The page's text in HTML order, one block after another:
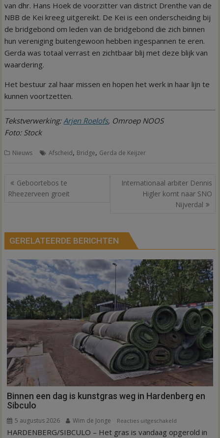
van dhr. Hans Hoek de voorzitter van district Drenthe van de
NBB de Kei kreeg uitgereikt. De Kei is een onderscheiding bij
de bridgebond om leden van de bridgebond die zich binnen
hun vereniging buitengewoon hebben ingespannen te eren.
Gerda was totaal verrast en zichtbaar blij met deze blijk van
waardering.
Het bestuur zal haar missen en hopen het werk in haar lijn te
kunnen voortzetten.
Tekstverwerking: Arjen Roelofs, Omroep NOOS
Foto: Stock
Nieuws Afscheid, Bridge, Gerda de Keijzer
Bericht
navigatie
Geboortebos te
Rheezerveen groeit
Internationaal arbiter Dennis
Higler komt naar SNO
Nijverdal
GERELATEERDE BERICHTEN
Binnen een dag is kunstgras weg in Hardenberg en
Sibculo
5 augustus 2026 Wim de Jonge Reacties uitgeschakeld
Binnen
HARDENBERG/SIBCULO – Het gras is vandaag opgerold in